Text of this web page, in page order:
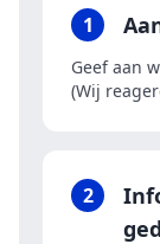
1
Geef aan
(Wij
2